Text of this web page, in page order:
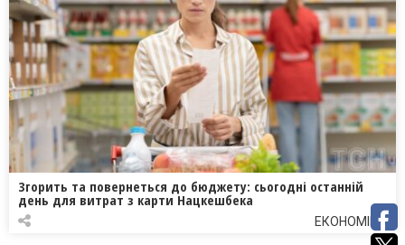
Згорить та повернеться до бюджету: сьогодні останній
день для витрат з карти Нацкешбека
ЕКОНОМІКА